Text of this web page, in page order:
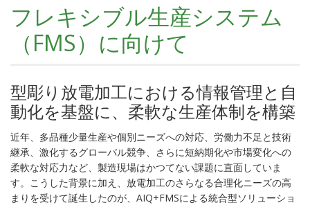
フレキシブル生産システム
（FMS）に向けて
型彫り放電加工における情報管理と自
動化を基盤に、柔軟な生産体制を構築
近年、多品種少量生産や個別ニーズへの対応、労働力不足と技術
継承、激化するグローバル競争、さらに短納期化や市場変化への
柔軟な対応力など、製造現場はかつてない課題に直面していま
す。こうした背景に加え、放電加工のさらなる合理化ニーズの高
まりを受けて誕生したのが、AIQ+FMSによる統合型ソリューショ